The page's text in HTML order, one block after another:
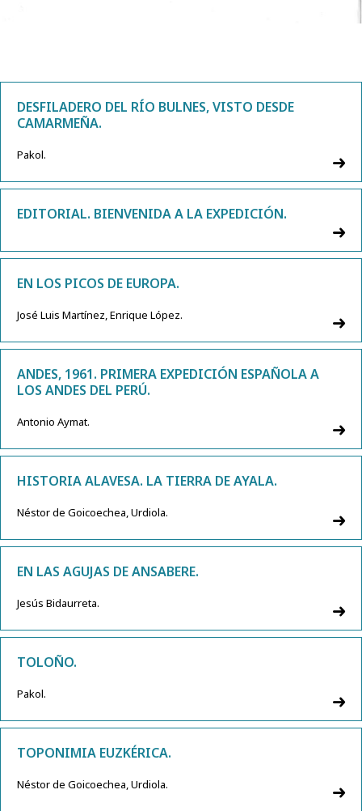
DESFILADERO DEL RÍO BULNES, VISTO DESDE
CAMARMEÑA.
Pakol.
EDITORIAL. BIENVENIDA A LA EXPEDICIÓN.
EN LOS PICOS DE EUROPA.
José Luis Martínez, Enrique López.
ANDES, 1961. PRIMERA EXPEDICIÓN ESPAÑOLA A
LOS ANDES DEL PERÚ.
Antonio Aymat.
HISTORIA ALAVESA. LA TIERRA DE AYALA.
Néstor de Goicoechea, Urdiola.
EN LAS AGUJAS DE ANSABERE.
Jesús Bidaurreta.
TOLOÑO.
Pakol.
TOPONIMIA EUZKÉRICA.
Néstor de Goicoechea, Urdiola.